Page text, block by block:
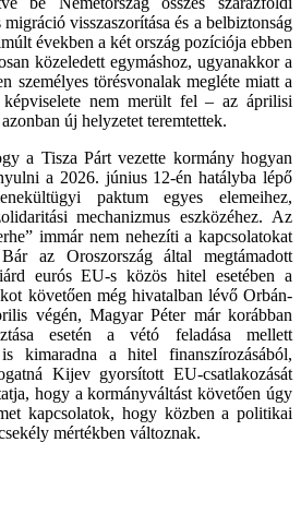
visszaszorítása és a belbiztonság
években a két ország pozíciója ebben
közeledett egymáshoz, ugyanakkor a
személyes törésvonalak megléte miatt a
képviselete nem merült fel – az áprilisi
új helyzetet teremtettek.
a Tisza Párt vezette kormány hogyan
a 2026. június 12-én hatályba lépő
paktum egyes elemeihez,
mechanizmus eszközéhez. Az
immár nem nehezíti a kapcsolatokat
az Oroszország által megtámadott
eurós EU-s közös hitel esetében a
követően még hivatalban lévő Orbán-
végén, Magyar Péter már korábban
esetén a vétó feladása mellett
kimaradna a hitel finanszírozásából,
Kijev gyorsított EU-csatlakozását
hogy a kormányváltást követően úgy
kapcsolatok, hogy közben a politikai
mértékben változnak.